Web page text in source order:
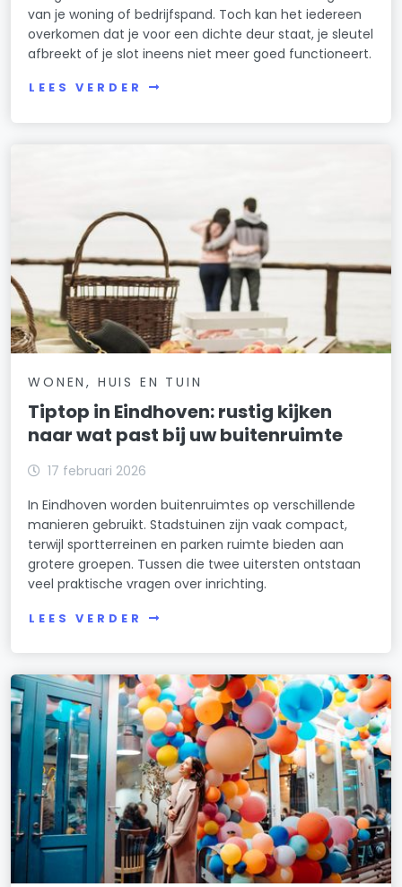
van je woning of bedrijfspand. Toch kan het iedereen
overkomen dat je voor een dichte deur staat, je sleutel
afbreekt of je slot ineens niet meer goed functioneert.
LEES VERDER
WONEN, HUIS EN TUIN
Tiptop in Eindhoven: rustig kijken
naar wat past bij uw buitenruimte
17 februari 2026
In Eindhoven worden buitenruimtes op verschillende
manieren gebruikt. Stadstuinen zijn vaak compact,
terwijl sportterreinen en parken ruimte bieden aan
grotere groepen. Tussen die twee uitersten ontstaan
veel praktische vragen over inrichting.
LEES VERDER